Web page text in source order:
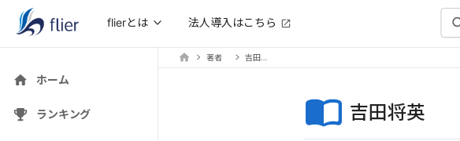
flierとは 法人導入はこちら
ホーム
ランキング
著者 吉田将英
吉田将英